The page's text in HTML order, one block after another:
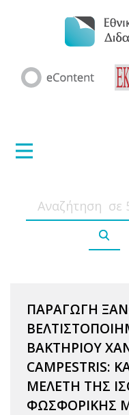
ΠΑΡΑΓΩΓΗ
ΒΑΚΤΗΡΙΟΥ
CAMPESTRIS:
ΜΕΛΕΤΗ ΤΗΣ
ΦΩΣΦΟΡΙΚΗΣ